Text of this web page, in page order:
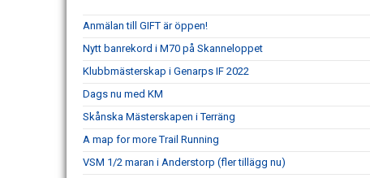
Anmälan till GIFT är öppen!
Nytt banrekord i M70 på Skanneloppet
Klubbmästerskap i Genarps IF 2022
Dags nu med KM
Skånska Mästerskapen i Terräng
A map for more Trail Running
VSM 1/2 maran i Anderstorp (fler tillägg nu)